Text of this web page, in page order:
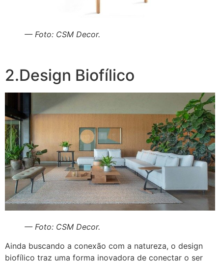
— Foto: CSM Decor.
2.Design Biofílico
— Foto: CSM Decor.
Ainda buscando a conexão com a natureza, o design
biofílico traz uma forma inovadora de conectar o ser